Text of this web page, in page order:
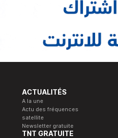
ACTUALITÉS
A la une
Actu des fréquences
satellite
Newsletter gratuite
TNT GRATUITE